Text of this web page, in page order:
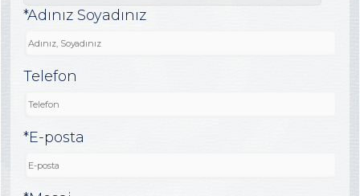
*Adınız Soyadınız
Telefon
*E-posta